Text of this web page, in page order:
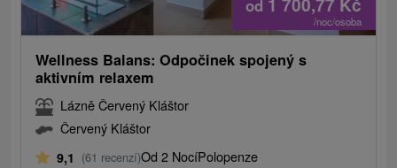
od
/noc/osoba
Wellness Balans: Odpočinek spojený s
aktivním relaxem
Lázně Červený Kláštor
Červený Kláštor
9,1 (61 recenzí)Od 2 NocíPolopenze